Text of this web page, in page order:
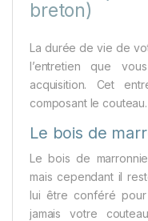
breton)
La durée de vie de
l’entretien que
acquisition. Cet
composant le couteau.
Le bois de
Le bois de
mais cependant il
lui être conféré pour
jamais votre